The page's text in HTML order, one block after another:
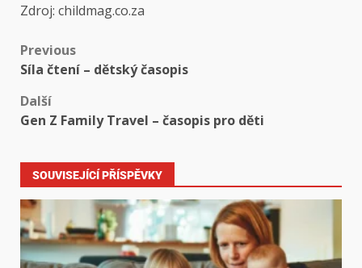
Zdroj: childmag.co.za
Previous
Síla čtení – dětský časopis
Další
Gen Z Family Travel – časopis pro děti
SOUVISEJÍCÍ PŘÍSPĚVKY